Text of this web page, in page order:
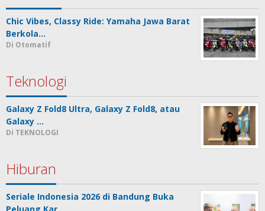
Chic Vibes, Classy Ride: Yamaha Jawa Barat
Berkola…
Di Otomatif
Teknologi
Galaxy Z Fold8 Ultra, Galaxy Z Fold8, atau
Galaxy …
Di TEKNOLOGI
Hiburan
Seriale Indonesia 2026 di Bandung Buka